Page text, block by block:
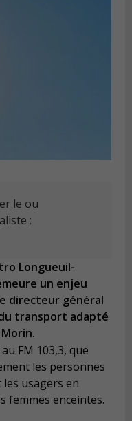
le ou
:
Longueuil-
un enjeu
directeur général
transport adapté
FM 103,3, que
les personnes
usagers en
femmes enceintes.